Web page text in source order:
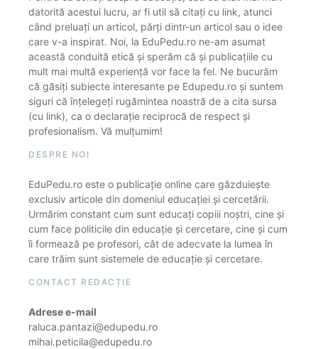
datorită acestui lucru, ar fi util să citați cu link, atunci
când preluați un articol, părți dintr-un articol sau o idee
care v-a inspirat. Noi, la EduPedu.ro ne-am asumat
această conduită etică și sperăm că și publicațiile cu
mult mai multă experiență vor face la fel. Ne bucurăm
că găsiți subiecte interesante pe Edupedu.ro și suntem
siguri că înțelegeți rugămintea noastră de a cita sursa
(cu link), ca o declarație reciprocă de respect și
profesionalism. Vă mulțumim!
DESPRE NOI
EduPedu.ro este o publicație online care găzduiește
exclusiv articole din domeniul educației și cercetării.
Urmărim constant cum sunt educați copiii noștri, cine și
cum face politicile din educație și cercetare, cine și cum
îi formează pe profesori, cât de adecvate la lumea în
care trăim sunt sistemele de educație și cercetare.
CONTACT REDACȚIE
Adrese e-mail
raluca.pantazi@edupedu.ro
mihai.peticila@edupedu.ro